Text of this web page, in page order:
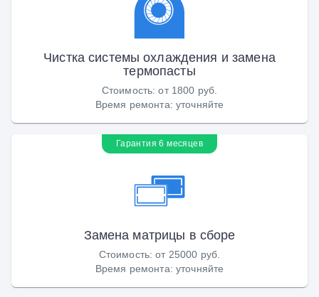
Чистка системы охлаждения и замена
термопасты
Стоимость:от 1800 руб.
Время ремонта: уточняйте
Гарантия 6 месяцев
Замена матрицы в сборе
Стоимость:от 25000 руб.
Время ремонта: уточняйте